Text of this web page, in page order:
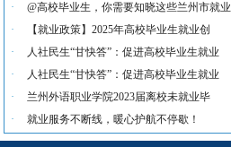
陕西 | 榆林市第二十四幼儿园招聘启事
甘肃 | （含护士若干名）礼泉民源医院
*
陕西 | （含护士3名）汉滨区第三人民
·
@高校毕业生，你需要知晓这些兰州市就业
·
【就业政策】2025年高校毕业生就业创
·
人社民生“甘快答”：促进高校毕业生就业
·
人社民生“甘快答”：促进高校毕业生就业
·
兰州外语职业学院2023届离校未就业毕
·
就业服务不断线，暖心护航不停歇！